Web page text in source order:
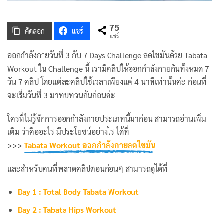
คัดลอก แชร์ 75
แชร์
ออกกำลังกายวันที่ 3 กับ 7 Days Challenge ลดไขมันด้วย Tabata
Workout ใน Challenge นี้ เรามีคลิปให้ออกกำลังกายกันทั้งหมด 7
วัน 7 คลิป โดยแต่ละคลิปใช้เวลาเพียงแค่ 4 นาทีเท่านั้นค่ะ ก่อนที่
จะเริ่มวันที่ 3 มาทบทวนกันก่อนค่ะ
ใครที่ไม่รู้จักการออกกำลังกายประเภทนี้มาก่อน สามารถอ่านเพิ่ม
เติม ว่าคืออะไร มีประโยชน์อย่างไร ได้ที่
>>> Tabata Workout ออกกำลังกายลดไขมัน
และสำหรับคนที่พลาดคลิปตอนก่อนๆ สามารถดูได้ที่
Day 1 : Total Body Tabata Workout
Day 2 : Tabata Hips Workout